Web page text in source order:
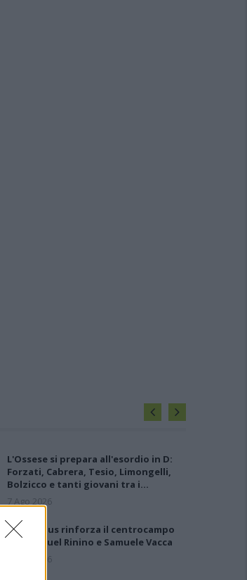
L'Ossese si prepara all'esordio in D:
Forzati, Cabrera, Tesio, Limongelli,
Bolzicco e tanti giovani tra i…
7 Ago 2026
Il Selargius rinforza il centrocampo
con Manuel Rinino e Samuele Vacca
6 Ago 2026